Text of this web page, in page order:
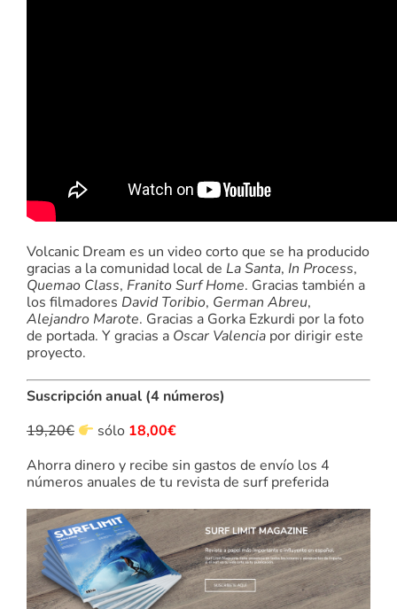
Volcanic Dream es un video corto que se ha producido
gracias a la comunidad local de La Santa, In Process,
Quemao Class, Franito Surf Home. Gracias también a
los filmadores David Toribio, German Abreu,
Alejandro Marote. Gracias a Gorka Ezkurdi por la foto
de portada. Y gracias a Oscar Valencia por dirigir este
proyecto.
Suscripción anual (4 números)
19,20€
sólo 18,00€
Ahorra dinero y recibe sin gastos de envío los 4
números anuales de tu revista de surf preferida